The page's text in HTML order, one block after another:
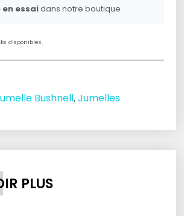
en essaidans notre boutique
disponibles.
Bushnell,Jumelles
PLUS